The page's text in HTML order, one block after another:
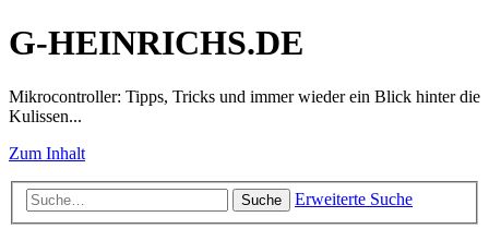
G-HEINRICHS.DE
Mikrocontroller: Tipps, Tricks und immer wieder ein Blick hinter die
Kulissen...
Zum Inhalt
Suche Erweiterte Suche